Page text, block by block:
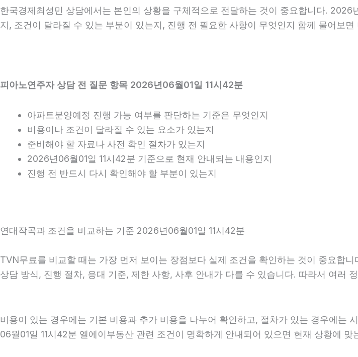
한국경제최성민 상담에서는 본인의 상황을 구체적으로 전달하는 것이 중요합니다.
지, 조건이 달라질 수 있는 부분이 있는지, 진행 전 필요한 사항이 무엇인지 함께 물어보
피아노연주자 상담 전 질문 항목 2026년06월01일 11시42분
아파트분양예정 진행 가능 여부를 판단하는 기준은 무엇인지
비용이나 조건이 달라질 수 있는 요소가 있는지
준비해야 할 자료나 사전 확인 절차가 있는지
2026년06월01일 11시42분 기준으로 현재 안내되는 내용인지
진행 전 반드시 다시 확인해야 할 부분이 있는지
연대작곡과 조건을 비교하는 기준 2026년06월01일 11시42분
TVN무료를 비교할 때는 가장 먼저 보이는 장점보다 실제 조건을 확인하는 것이 중요합
상담 방식, 진행 절차, 응대 기준, 제한 사항, 사후 안내가 다를 수 있습니다. 따라서 여러
비용이 있는 경우에는 기본 비용과 추가 비용을 나누어 확인하고, 절차가 있는 경우에는
06월01일 11시42분 엘에이부동산 관련 조건이 명확하게 안내되어 있으면 현재 상황에